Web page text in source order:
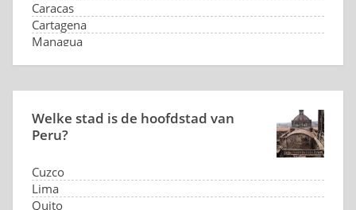
Caracas
Cartagena
Managua
Welke stad is de hoofdstad van
Peru?
Cuzco
Lima
Quito